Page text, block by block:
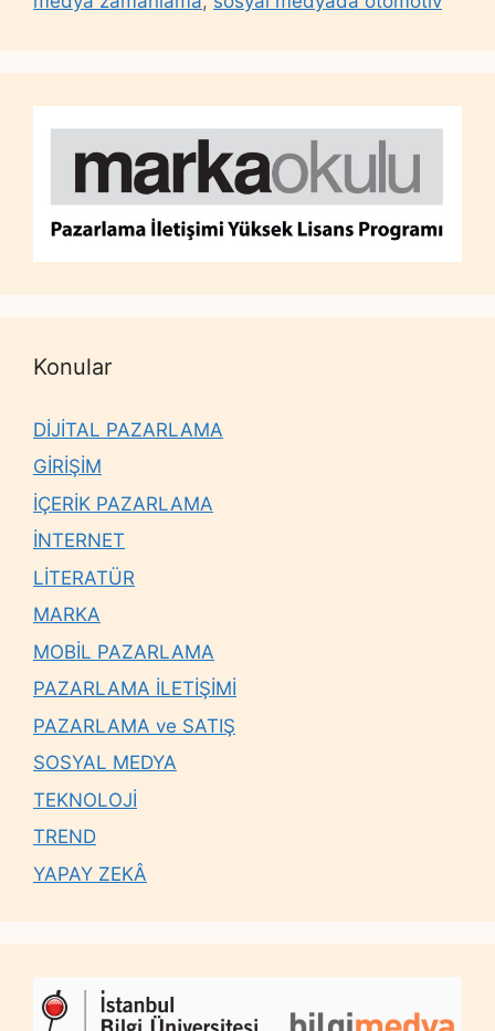
Konular
DİJİTAL PAZARLAMA
GİRİŞİM
İÇERİK PAZARLAMA
İNTERNET
LİTERATÜR
MARKA
MOBİL PAZARLAMA
PAZARLAMA İLETİŞİMİ
PAZARLAMA ve SATIŞ
SOSYAL MEDYA
TEKNOLOJİ
TREND
YAPAY ZEKÂ